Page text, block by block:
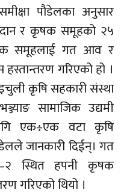
पौडेलका अनुसार
र कृषक समूहको २५
समूहलाई गत आव र
गरिएको हो ।
कृषि सहकारी संस्था
सामाजिक उद्यमी
एक÷एक वटा कृषि
जानकारी दिईन्। गत
स्थित हपनी कृषक
गरिएको थियो ।